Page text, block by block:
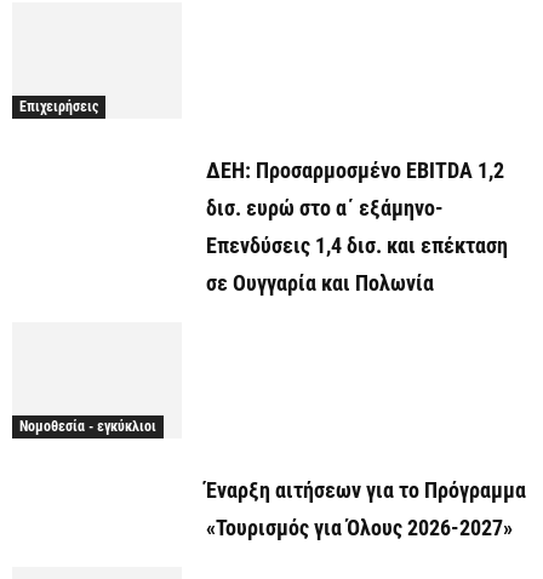
Επιχειρήσεις
ΔΕΗ: Προσαρμοσμένο EBITDA 1,2
δισ. ευρώ στο α΄ εξάμηνο-
Επενδύσεις 1,4 δισ. και επέκταση
σε Ουγγαρία και Πολωνία
Νομοθεσία - εγκύκλιοι
Έναρξη αιτήσεων για το Πρόγραμμα
«Τουρισμός για Όλους 2026-2027»